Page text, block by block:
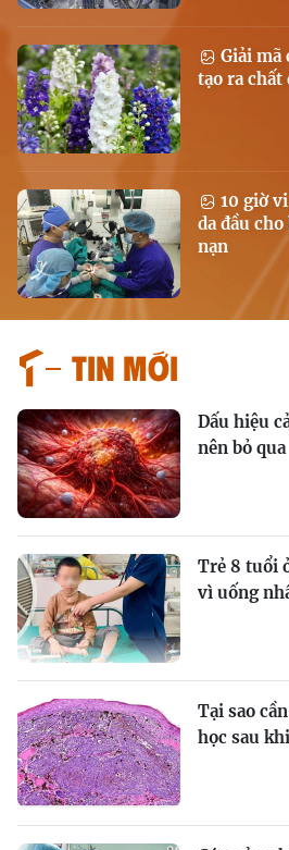
Giải mã
tạo ra
10 giờ
da đầu
nạn
Tin mới
Dấu hiệu
nên bỏ qua
Trẻ 8 tuổi
vì uống
Tại sao
học sau